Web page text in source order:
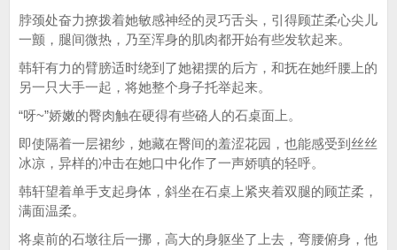
脖颈处奋力撩拨着她敏感神经的灵巧舌头，引得顾芷柔心尖儿
一颤，腿间微热，乃至浑身的肌肉都开始有些发软起来。
韩轩有力的臂膀适时绕到了她裙摆的后方，和抚在她纤腰上的
另一只大手一起，将她整个身子托举起来。
“呀~”娇嫩的臀肉触在硬得有些硌人的石桌面上。
即使隔着一层裙纱，她藏在臀间的羞涩花园，也能感受到丝丝
冰凉，异样的冲击在她口中化作了一声娇嗔的轻呼。
韩轩望着单手支起身体，斜坐在石桌上紧夹着双腿的顾芷柔，
满面温柔。
将桌前的石墩往后一挪，高大的身躯坐了上去，弯腰俯身，他